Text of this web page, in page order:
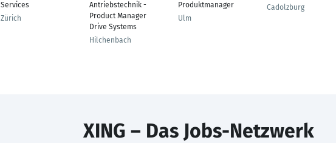
Services
Zürich
Antriebstechnik -
Product Manager
Drive Systems
Hilchenbach
Produktmanager
Ulm
Cadolzburg
XING – Das Jobs-Netzwerk